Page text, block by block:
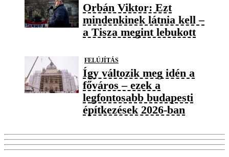
Orbán Viktor: Ezt
mindenkinek látnia kell –
a Tisza megint lebukott
FELÚJÍTÁS
Így változik meg idén a
főváros – ezek a
legfontosabb budapesti
építkezések 2026-ban